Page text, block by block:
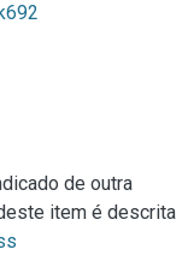
de outra
item é descrita